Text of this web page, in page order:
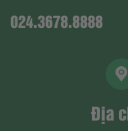
024.3678.8888
Địa